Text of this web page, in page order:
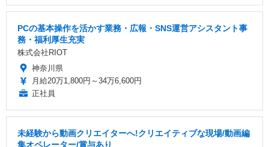
PCの基本操作を活かす業務・広報・SNS運営アシスタント事
務・福利厚生充実
株式会社RIOT
神奈川県
月給20万1,800円～34万6,600円
正社員
未経験から動画クリエイターへ!クリエイティブな現場/動画編
集オペレーター/賞与あり